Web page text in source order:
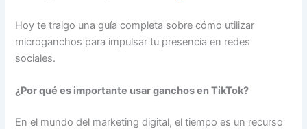
Hoy te traigo una guía completa sobre cómo utilizar
microganchos para impulsar tu presencia en redes
sociales.
¿Por qué es importante usar ganchos en TikTok?
En el mundo del marketing digital, el tiempo es un recurso